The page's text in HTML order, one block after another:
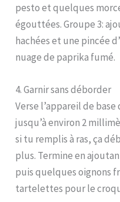
pesto et quelques
égouttées. Groupe 3:
hachées et une pincée
nuage de paprika fumé.
4. Garnir sans déborder
Verse l’appareil de
jusqu’à environ 2
si tu remplis à ras, ça
plus. Termine en
puis quelques oignons
tartelettes pour le